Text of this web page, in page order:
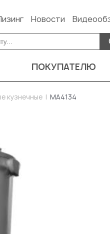
Новости
ПОКУПАТЕЛЮ
кузнечные МА4134